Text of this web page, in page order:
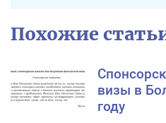
Похожие
визы в
году